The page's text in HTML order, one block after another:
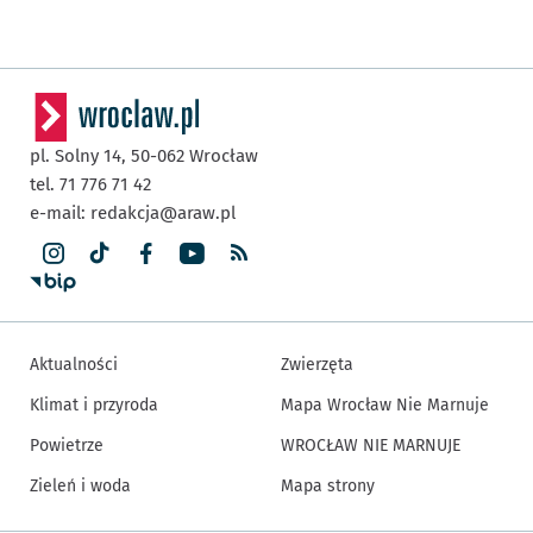
pl. Solny 14, 50-062 Wrocław
tel. 71 776 71 42
e-mail: redakcja@araw.pl
Aktualności
Klimat i przyroda
Powietrze
Zieleń i woda
Zwierzęta
Mapa Wrocław Nie Marnuje
WROCŁAW NIE MARNUJE
Mapa strony